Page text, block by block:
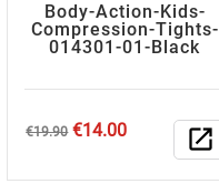
Body-Action-Kids-
Compression-Tights-
014301-01-Black
Regular
€19.90 Price
€14.00 open_in_new